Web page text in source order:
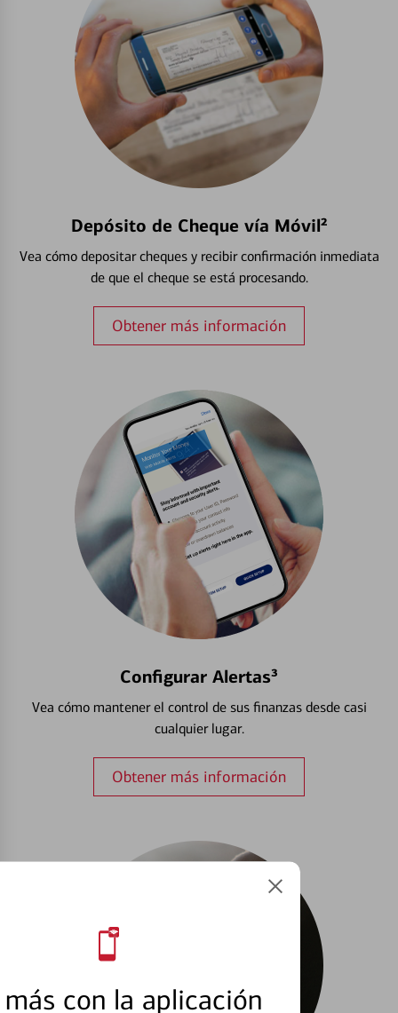
con la aplicación
Depósito de Cheque vía Móvil²
Vea cómo depositar cheques y recibir confirmación inmediata
de que el cheque se está procesando.
Obtener más información
Configurar Alertas³
Vea cómo mantener el control de sus finanzas desde casi
cualquier lugar.
Obtener más información